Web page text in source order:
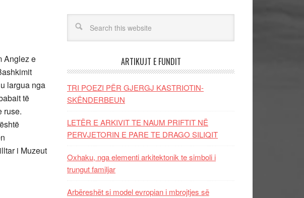
Anglez e
largua nga
të
ruse.
i Muzeut
ARTIKUJT E FUNDIT
TRI POEZI PËR GJERGJ KASTRIOTIN-
SKËNDERBEUN
LETËR E ARKIVIT TE NAUM PRIFTIT NË
PERVJETORIN E PARE TE DRAGO SILIQIT
Oxhaku, nga elementi arkitektonik te simboli i
trungut familjar
Arbëreshët si model evropian i mbrojtjes së